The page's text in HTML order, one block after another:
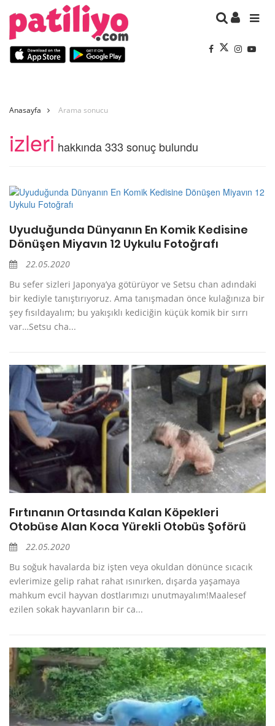
Anasayfa Arama sonucu
izleri hakkında 333 sonuç bulundu
Uyuduğunda Dünyanın En Komik Kedisine
Dönüşen Miyavın 12 Uykulu Fotoğrafı
22.05.2020
Bu sefer sizleri Japonya’ya götürüyor ve Setsu chan adındaki
bir kediyle tanıştırıyoruz. Ama tanışmadan önce kulağınıza bir
şey fısıldayalım; bu yakışıklı kediciğin küçük komik bir sırrı
var…Setsu cha...
Fırtınanın Ortasında Kalan Köpekleri
Otobüse Alan Koca Yürekli Otobüs Şoförü
22.05.2020
Bu soğuk havalarda biz işten veya okuldan dönünce sıcacık
evlerimize gelip rahat rahat ısınırken, dışarda yaşamaya
mahkum evcil hayvan dostlarımızı unutmayalım!Maalesef
ezilen sokak hayvanların bir ca...